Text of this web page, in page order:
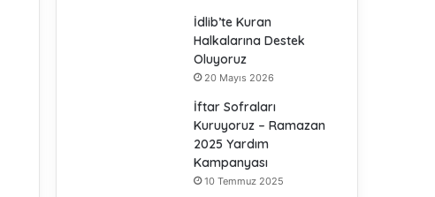
İdlib’te Kuran
Halkalarına Destek
Oluyoruz
20 Mayıs 2026
İftar Sofraları
Kuruyoruz – Ramazan
2025 Yardım
Kampanyası
10 Temmuz 2025